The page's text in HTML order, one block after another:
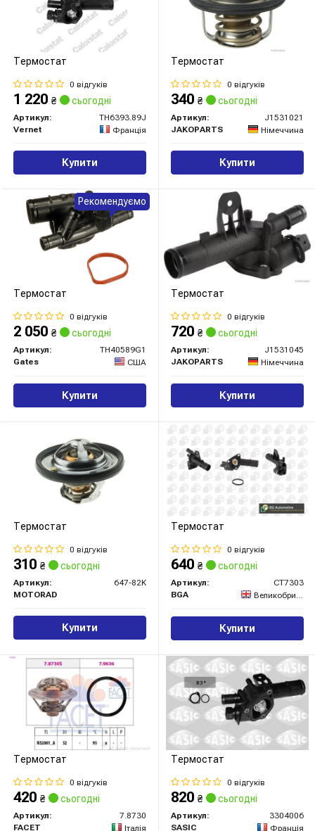
Термостат
0 відгуків
1 220 ₴ сьогодні
Артикул:
TH6393.89J
Vernet
Франція
Купити
Термостат
0 відгуків
340 ₴ сьогодні
Артикул:
J1531021
JAKOPARTS
Німеччина
Купити
Термостат
0 відгуків
2 050 ₴ сьогодні
Артикул:
TH40589G1
Gates
США
Купити
Рекомендуємо
Термостат
0 відгуків
720 ₴ сьогодні
Артикул:
J1531045
JAKOPARTS
Німеччина
Купити
Термостат
0 відгуків
310 ₴ сьогодні
Артикул:
647-82K
MOTORAD
Купити
Термостат
0 відгуків
640 ₴ сьогодні
Артикул:
CT7303
BGA
Великобританія
Купити
Термостат
0 відгуків
420 ₴ сьогодні
Артикул:
7.8730
FACET
Італія
Термостат
0 відгуків
820 ₴ сьогодні
Артикул:
3304006
SASIC
Франція